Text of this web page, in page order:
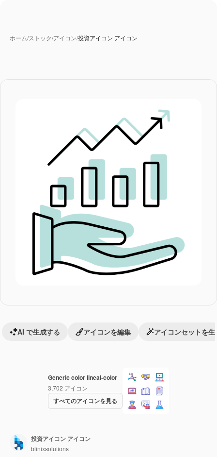
ホーム/ストック/アイコン/投資アイコン アイコン
Generic color lineal-color
3,702 アイコン
すべてのアイコンを見る
AI で生成する アイコンを編集 アイコンセットを生
投資アイコン アイコン
blinixsolutions